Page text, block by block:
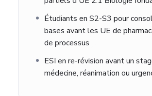
Étudiants en S2-S3 pour
bases avant les UE de
de processus
ESI en re-révision avant un
médecine, réanimation ou